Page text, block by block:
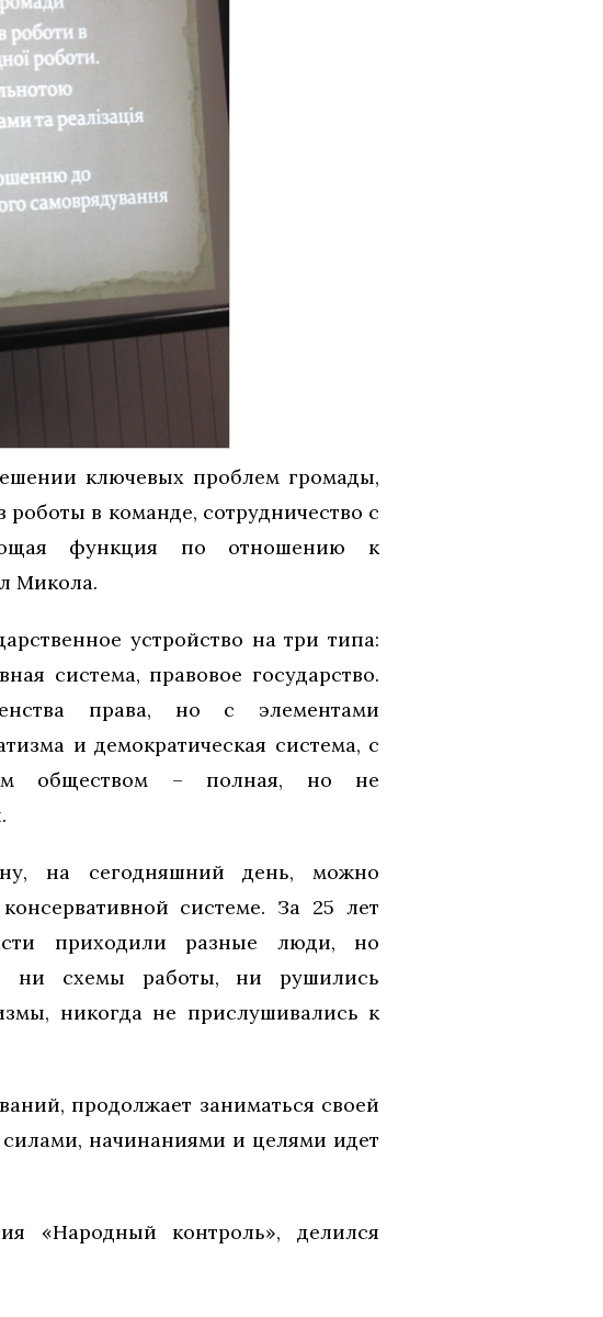
ключевых проблем громады,
в команде, сотрудничество с
функция по отношению к
Микола.
устройство на три типа:
система, правовое государство.
права, но с элементами
и демократическая система, с
обществом – полная, но не
на сегодняшний день, можно
системе. За 25 лет
приходили разные люди, но
ни схемы работы, ни рушились
никогда не прислушивались к
продолжает заниматься своей
начинаниями и целями идет
«Народный контроль», делился